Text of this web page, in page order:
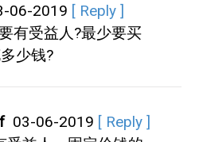
06-2019
[ Reply ]
有受益人?最少要买
少钱?
03-06-2019
[ Reply ]